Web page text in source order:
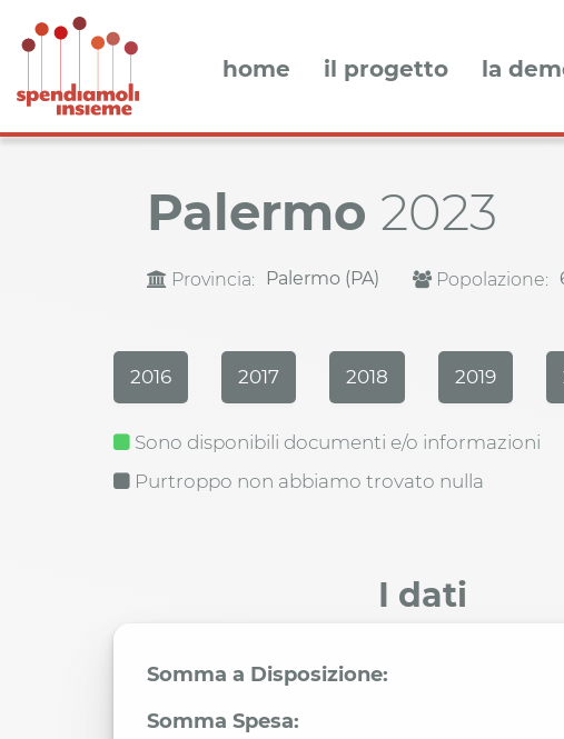
home il progetto la
Palermo 2023
Provincia: Palermo (PA) Popolazione:
2016 2017 2018 2019
Sono disponibili documenti e/o informazioni
Purtroppo non abbiamo trovato nulla
I dati
Somma a Disposizione:
Somma Spesa: